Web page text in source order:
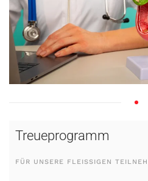
Treueprogramm
FÜR UNSERE FLEISSIGEN